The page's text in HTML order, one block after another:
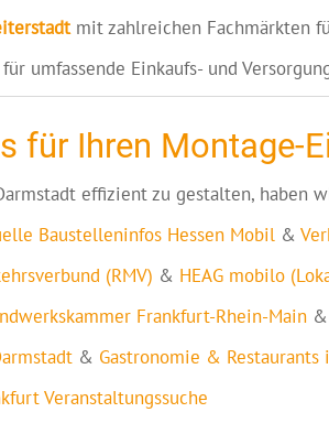
mit zahlreichen Fachmärkten
umfassende Einkaufs- und
für Ihren Montage-
effizient zu gestalten, haben
Baustelleninfos Hessen Mobil &
(RMV) & HEAG mobilo
Frankfurt-Rhein-Main &
& Gastronomie & Restaurants
Veranstaltungssuche